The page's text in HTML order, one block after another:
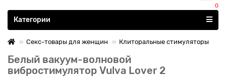
0
Все категории
Категории
Секс-товары для женщин Клиторальные стимуляторы
Белый вакуум-волновой
вибростимулятор Vulva Lover 2